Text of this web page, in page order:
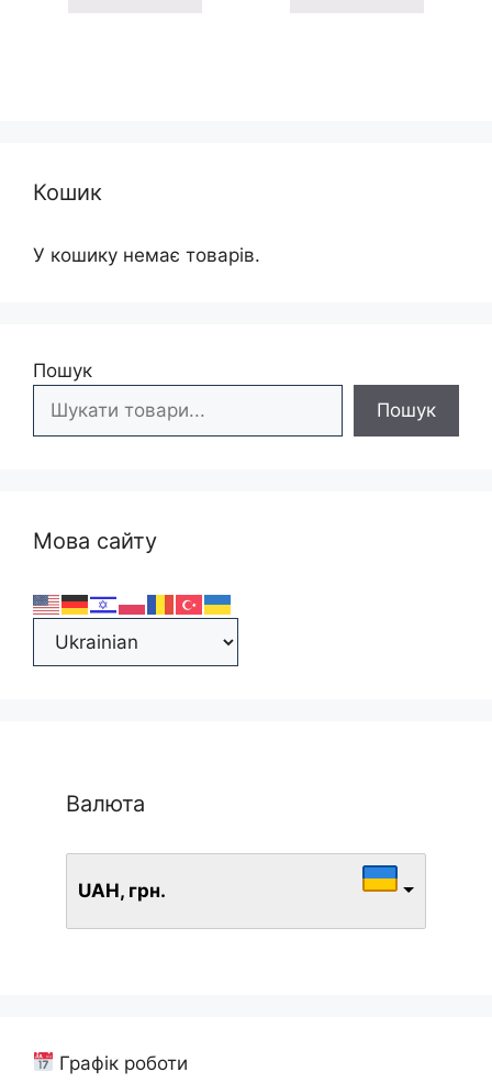
Кошик
У кошику немає товарів.
Пошук
Пошук
Мова сайту
Валюта
UAH, грн.
Графік роботи